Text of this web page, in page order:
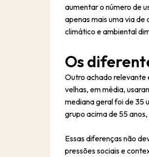
aumentar o número de
apenas mais uma via
climático e ambiental
Os
Outro achado relevante
velhas, em média,
mediana geral foi de 35
grupo acima de 55
Essas diferenças não
pressões sociais e